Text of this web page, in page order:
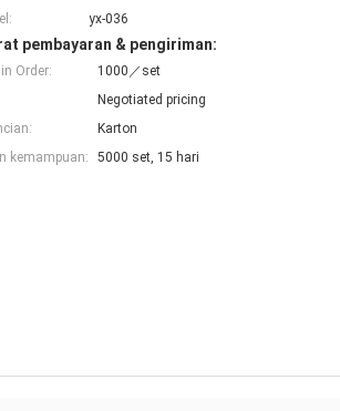
yx-036
pembayaran & pengiriman:
Order:
1000／set
Negotiated pricing
Karton
kemampuan:
5000 set, 15 hari